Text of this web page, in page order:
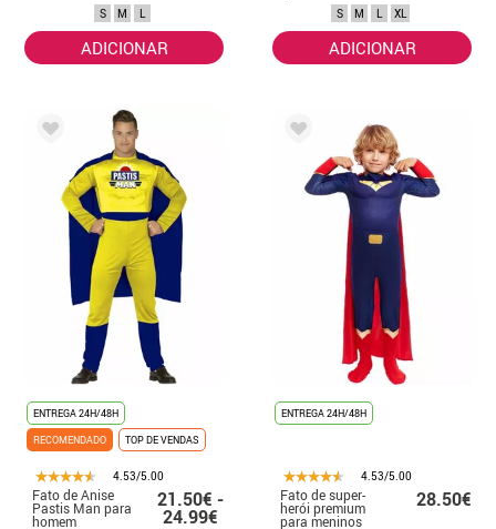
S M L
ADICIONAR
S M L XL
ADICIONAR
ENTREGA 24H/48H
RECOMENDADO
TOP DE VENDAS
4.53/5.00
Fato de Anise
Pastis Man para
homem
21.50€ -
24.99€
ENTREGA 24H/48H
4.53/5.00
Fato de super-
herói premium
para meninos
28.50€